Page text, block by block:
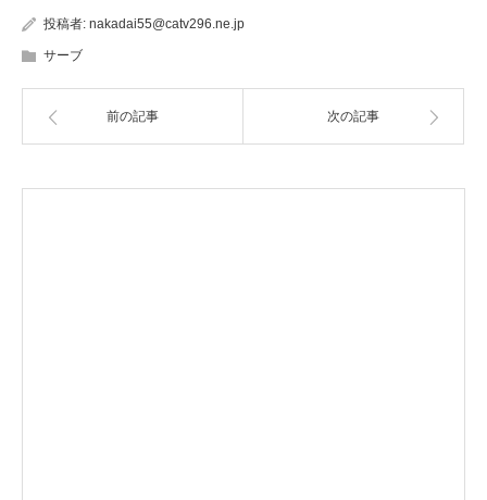
投稿者: nakadai55@catv296.ne.jp
サーブ
前の記事 次の記事